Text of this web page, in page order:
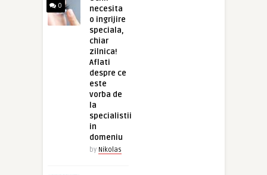
0
necesita
o ingrijire
speciala,
chiar
zilnica!
Aflati
despre ce
este
vorba de
la
specialistii
in
domeniu
by Nikolas